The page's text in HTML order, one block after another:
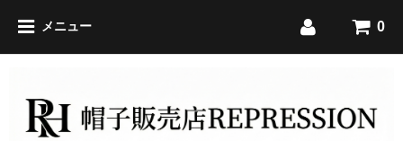
メニュー 0